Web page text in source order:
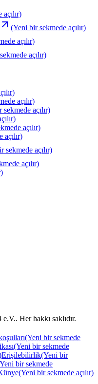
(Yeni bir sekmede açılır)
açılır)
açılır)
açılır)
açılır)
açılır)
açılır)
sekmede açılır)
açılır)
e.V.. Her hakkı saklıdır.
(Yeni bir sekmede
(Yeni bir sekmede
Erişilebilirlik(Yeni bir
bir sekmede
(Yeni bir sekmede açılır)